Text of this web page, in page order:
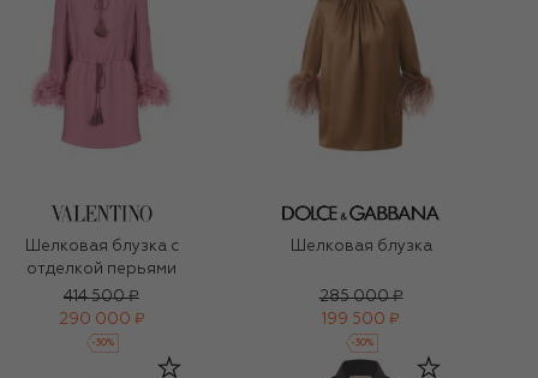
Шелковая блузка с
отделкой перьями
414 500 ₽
290 000 ₽
-30%
Шелковая блузка
285 000 ₽
199 500 ₽
-30%